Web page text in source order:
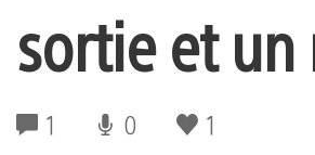
sortie et
1 0 1